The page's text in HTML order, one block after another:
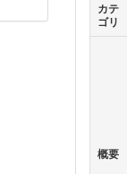
カテ
ゴリ
概要